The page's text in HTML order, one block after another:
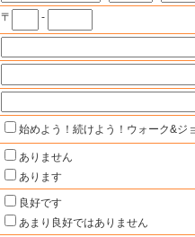
〒 -
始めよう！続けよう！ウォーク&ジ
ありません
あります
良好です
あまり良好ではありません